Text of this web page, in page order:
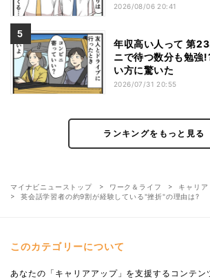
2026/08/06 20:41
年収高い人って 第
ニで待つ数分も勉強
い方に驚いた
2026/07/31 20:55
ランキングをもっと見る
マイナビニューストップ ワーク＆ライフ
キャリア
英会話学習者の約9割が経験している"挫折"の理由は?
このカテゴリーについて
あなたの「キャリアアップ」を支援するコンテ